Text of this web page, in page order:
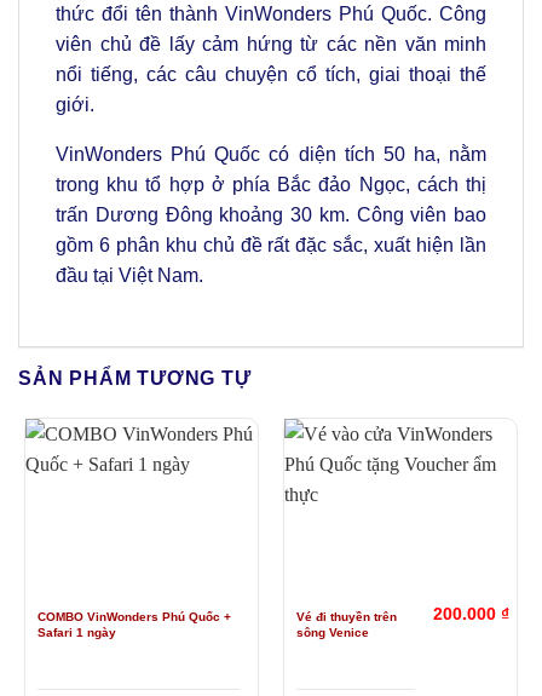
thức đổi tên thành VinWonders Phú Quốc. Công
viên chủ đề lấy cảm hứng từ các nền văn minh
nổi tiếng, các câu chuyện cổ tích, giai thoại thế
giới.
VinWonders Phú Quốc có diện tích 50 ha, nằm
trong khu tổ hợp ở phía Bắc đảo Ngọc, cách thị
trấn Dương Đông khoảng 30 km. Công viên bao
gồm 6 phân khu chủ đề rất đặc sắc, xuất hiện lần
đầu tại Việt Nam.
SẢN PHẨM TƯƠNG TỰ
COMBO VinWonders Phú Quốc +
Safari 1 ngày
Vé đi thuyền trên
sông Venice
200.000₫